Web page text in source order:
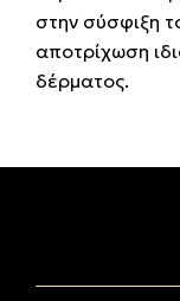
στην σύσφιξη
αποτρίχωση
δέρματος.